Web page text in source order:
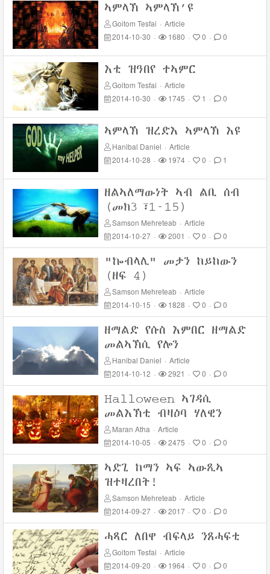
ኣምላኽ ኣምላኽ’ዩ
Goitom Tesfai · Article
2014-10-30 · 1680 · 0 · 0
እቲ ዝዓበየ ተኣምር
Goitom Tesfai · Article
2014-10-30 · 1745 · 1 · 0
ኣምላኽ ዝረድእ ኣምላኽ እዩ
Hanibal Daniel · Article
2014-10-28 · 1974 · 0 · 1
ዘልኣለማውነት ኣብ ልቢ ሰብ
(መክ3፣1-15)
Samson Mehreteab · Article
2014-10-27 · 2001 · 0 · 0
"ኰብላሊ" መታን ከይከውን
(ዘፍ 4)
Samson Mehreteab · Article
2014-10-15 · 1828 · 0 · 0
ዘማልድ የሱስ እምበር ዘማልድ
መልኣኽሲ የሎን
Hanibal Daniel · Article
2014-10-12 · 2921 · 0 · 0
Halloween ኣገዳሲ
መልእኽቲ ብዛዕባ ሃለዊን
Maran Atha · Article
2014-10-05 · 2475 · 0 · 0
ኣድጊ ከማን ኣፍ ኣውጺኣ
ዝተዛረበት!
Samson Mehreteab · Article
2014-09-27 · 2017 · 0 · 0
ሓጻር ለበዋ ብፍላይ ንጸሓፍቲ
Goitom Tesfai · Article
2014-09-20 · 1964 · 0 · 0